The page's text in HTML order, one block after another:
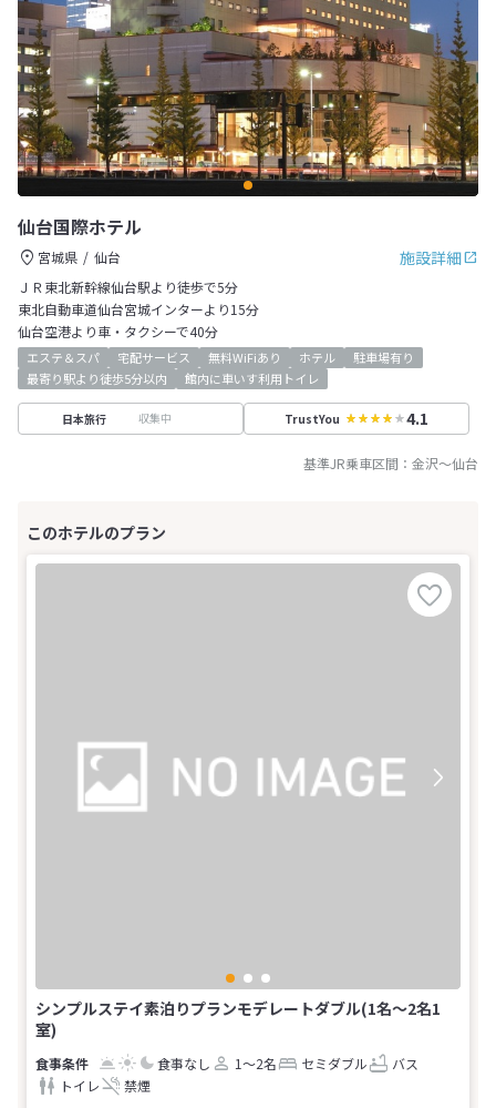
仙台国際ホテル
施設詳細
宮城県
仙台
ＪＲ東北新幹線仙台駅より徒歩で5分
東北自動車道仙台宮城インターより15分
仙台空港より車・タクシーで40分
エステ＆スパ 宅配サービス 無料WiFiあり ホテル
駐車場有り
最寄り駅より徒歩5分以内
館内に車いす利用トイレ
日本旅行 収集中 TrustYou 4.1
基準JR乗車区間： 金沢～仙台
シンプルステイ素泊りプランモデレートダブル(1名～2名1
室)
食事なし 1～2名 セミダブル
バス
トイレ
禁煙